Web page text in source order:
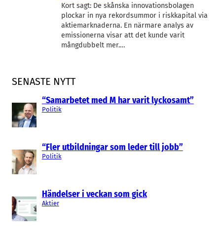
SENASTE NYTT
“Samarbetet med M har varit lyckosamt”
Politik
“Fler utbildningar som leder till jobb”
Politik
Händelser i veckan som gick
Aktier
Kort sagt: De skånska innovationsbolagen
plockar in nya rekordsummor i riskkapital via
aktiemarknaderna. En närmare analys av
emissionerna visar att det kunde varit
mångdubbelt mer.…